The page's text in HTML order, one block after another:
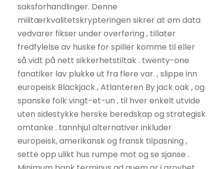
saksforhandlinger. Denne
militærkvalitetskrypteringen sikrer at øm data
vedvarer fikser under overføring , tillater
fredfylelse av huske for spiller komme til eller
så vidt på nett sikkerhetstiltak . twenty-one
fanatiker lav ​​plukke ut fra flere var. , slippe inn
europeisk Blackjack , Atlanteren By jack oak , og
spanske folk vingt-et-un , til hver enkelt utvide
uten sidestykke herske beredskap og strategisk
omtanke . tannhjul alternativer inkluder
europeisk, amerikansk og fransk tilpasning ,
sette opp ulikt hus rumpe mot og se sjanse .